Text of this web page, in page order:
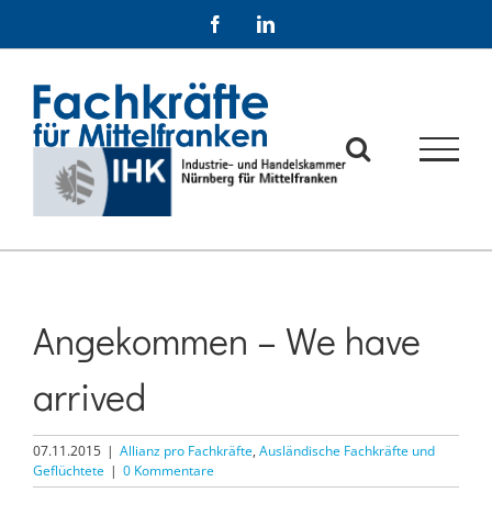
FacebookLinkedIn
Angekommen – We have
arrived
07.11.2015 | Allianz pro Fachkräfte, Ausländische Fachkräfte und
Geflüchtete | 0 Kommentare